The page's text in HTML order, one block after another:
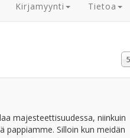
Kirjamyynti Tietoa
#
majesteettisuudessa, niinkuin
Silloin kun meidän